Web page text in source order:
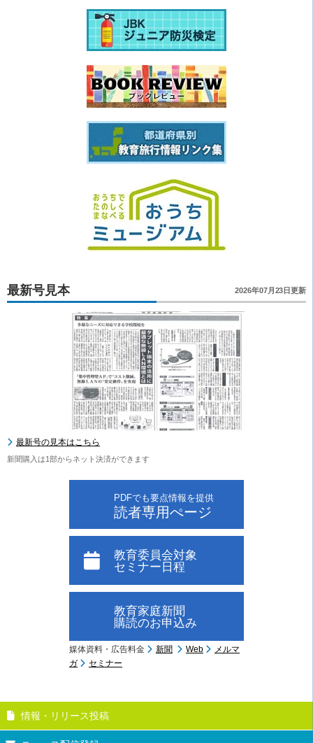
最新号見本 2026年07月23日更新
最新号の見本はこちら
新聞購入は1部からネット決済ができます
PDFでも要点情報を提供
読者専用ぺージ
教育委員会対象
セミナー日程
教育家庭新聞
購読のお申込み
媒体資料・広告料金 新聞 Web
メルマ
ガ
セミナー
情報・リリース投稿